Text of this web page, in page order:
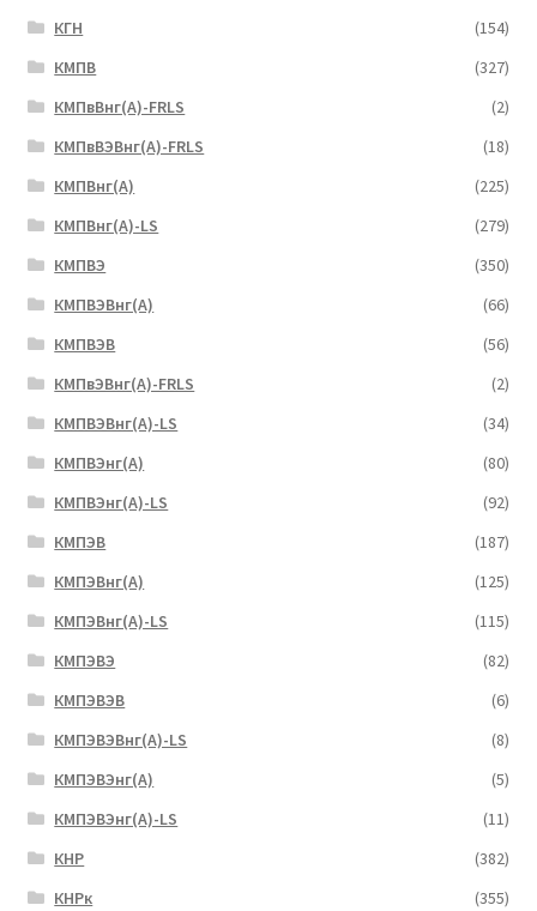
КГН
(154)
КМПВ
(327)
КМПвВнг(А)-FRLS
(2)
КМПвВЭВнг(А)-FRLS
(18)
КМПВнг(А)
(225)
КМПВнг(А)-LS
(279)
КМПВЭ
(350)
КМПВЭBнг(А)
(66)
КМПВЭВ
(56)
КМПвЭВнг(А)-FRLS
(2)
КМПВЭВнг(А)-LS
(34)
КМПВЭнг(А)
(80)
КМПВЭнг(А)-LS
(92)
КМПЭВ
(187)
КМПЭВнг(А)
(125)
КМПЭВнг(А)-LS
(115)
КМПЭВЭ
(82)
КМПЭВЭВ
(6)
КМПЭВЭВнг(А)-LS
(8)
КМПЭВЭнг(А)
(5)
КМПЭВЭнг(А)-LS
(11)
КНР
(382)
КНРк
(355)